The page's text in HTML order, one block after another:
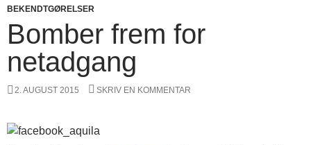
BEKENDTGØRELSER
Bomber frem for
netadgang
2. AUGUST 2015 SKRIV EN KOMMENTAR